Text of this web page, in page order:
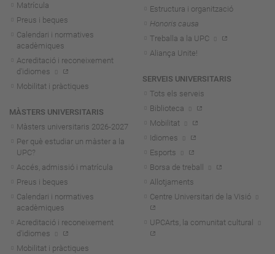
Matrícula
Preus i beques
Calendari i normatives
acadèmiques
Acreditació i reconeixement
d'idiomes
Mobilitat i pràctiques
MÀSTERS UNIVERSITARIS
Màsters universitaris 2026-2027
Per què estudiar un màster a la
UPC?
Accés, admissió i matrícula
Preus i beques
Calendari i normatives
acadèmiques
Acreditació i reconeixement
d'idiomes
Mobilitat i pràctiques
Estructura i organització
Honoris causa
Treballa a la UPC
Aliança Unite!
SERVEIS UNIVERSITARIS
Tots els serveis
Biblioteca
Mobilitat
Idiomes
Esports
Borsa de treball
Allotjaments
Centre Universitari de la Visió
UPCArts, la comunitat cultural